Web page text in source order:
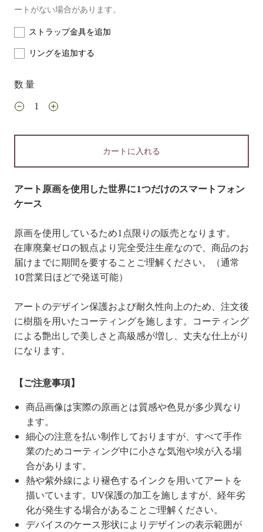
ートがない場合があります。
ストラップ金具を追加
リングを追加する
数量
カートに入れる
アート原画を使用した世界に1つだけのスマートフォン
ケース
原画を使用しているため1点限りの販売となります。
在庫廃棄ゼロの観点より完全受注生産なので、商品のお
届けまでに期間を要することご理解ください。（通常
10営業日ほどで発送可能）
アートのデザイン保護および耐久性向上のため、注文後
に樹脂を用いたコーティングを施します。コーティング
による艶出しで美しさと高級感が増し、丈夫な仕上がり
になります。
【ご注意事項】
商品画像は実際の原画とは質感や色見が多少異なり
ます。
細心の注意を払い制作しておりますが、すべて手作
業のためコーティング中に小さな気泡や埃が入る場
合があります。
熱や紫外線により褪色するインクを用いてアートを
描いています。UV保護の加工を施しますが、経年劣
化が発生する場合があることご理解ください。
デバイスのケース形状によりデザインの表示範囲が